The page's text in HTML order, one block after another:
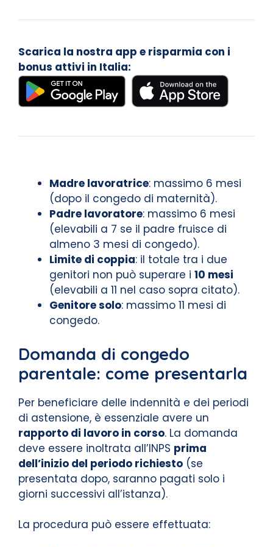
Scarica la nostra app e risparmia con i
bonus attivi in Italia:
Madre lavoratrice: massimo 6 mesi
(dopo il congedo di maternità).
Padre lavoratore: massimo 6 mesi
(elevabili a 7 se il padre fruisce di
almeno 3 mesi di congedo).
Limite di coppia: il totale tra i due
genitori non può superare i 10 mesi
(elevabili a 11 nel caso sopra citato).
Genitore solo: massimo 11 mesi di
congedo.
Domanda di congedo
parentale: come presentarla
Per beneficiare delle indennità e dei periodi
di astensione, è essenziale avere un
rapporto di lavoro in corso. La domanda
deve essere inoltrata all’INPS prima
dell’inizio del periodo richiesto (se
presentata dopo, saranno pagati solo i
giorni successivi all’istanza).
La procedura può essere effettuata: